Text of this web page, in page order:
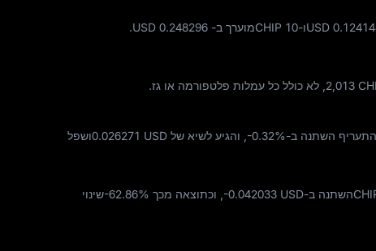
2,013 , לא כולל כל עמלות פלטפורמה או גז.
-0.32% , והגיע לשיא של 0.026271 USDושפל
-0.042033 USD , וכתוצאה מכך -62.86%שינוי